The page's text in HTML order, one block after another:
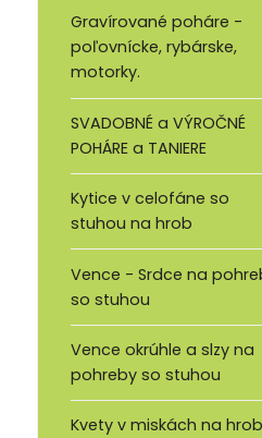
Gravírované poháre -
poľovnícke, rybárske,
motorky.
SVADOBNÉ a VÝROČNÉ
POHÁRE a TANIERE
Kytice v celofáne so
stuhou na hrob
Vence - Srdce na
so stuhou
Vence okrúhle a slzy na
pohreby so stuhou
Kvety v miskách na